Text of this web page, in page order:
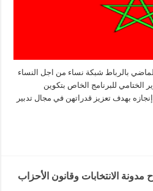
الثاني الماضي بالرباط شبكة نساء من اجل النساء
الختامي للبرنامج الخاص بتكوين
بهدف تعزيز قدراتهن في مجال تدبير
الانتخابات وقانون الأحزاب